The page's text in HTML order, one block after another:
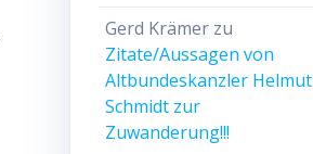
Gerd Krämer zu
Zitate/Aussagen von
Altbundeskanzler Helmut
Schmidt zur
Zuwanderung!!!